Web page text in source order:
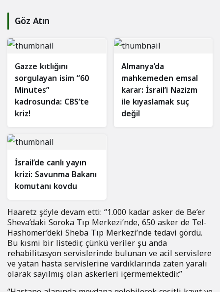
Göz Atın
Gazze kıtlığını
sorgulayan isim “60
Minutes”
kadrosunda: CBS’te
kriz!
Almanya’da
mahkemeden emsal
karar: İsrail’i Nazizm
ile kıyaslamak suç
değil
İsrail’de canlı yayın
krizi: Savunma Bakanı
komutanı kovdu
Haaretz şöyle devam etti: “1.000 kadar asker de Be’er
Sheva’daki Soroka Tıp Merkezi’nde, 650 asker de Tel-
Hashomer’deki Sheba Tıp Merkezi’nde tedavi gördü.
Bu kısmi bir listedir, çünkü veriler şu anda
rehabilitasyon servislerinde bulunan ve acil servislere
ve yatan hasta servislerine vardıklarında zaten yaralı
olarak sayılmış olan askerleri içermemektedir.”